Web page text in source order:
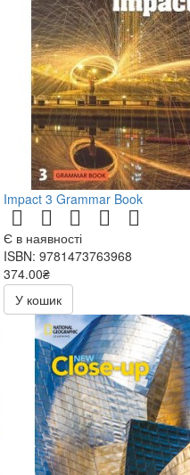
Impact 3 Grammar Book
Є в наявності
ISBN: 9781473763968
374.00₴
440.00₴
У кошик